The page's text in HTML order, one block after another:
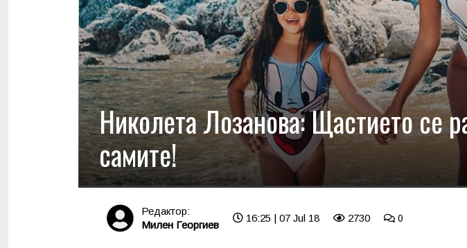
Николета Лозанова: Щастието се
самите!
Редактор:
Милен Георгиев
16:25 | 07 Jul 18 2730 0